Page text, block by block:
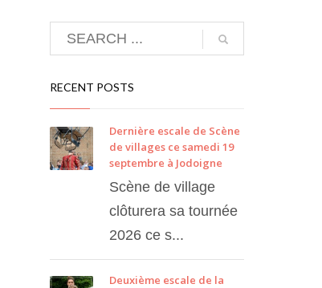
RECENT POSTS
Dernière escale de Scène
de villages ce samedi 19
septembre à Jodoigne
Scène de village
clôturera sa tournée
2026 ce s...
Deuxième escale de la